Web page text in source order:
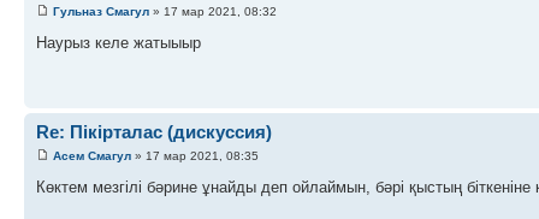
Гульназ Смагул » 17 мар 2021, 08:32
Наурыз келе жатыыыр
Re: Пікірталас (дискуссия)
Асем Смагул » 17 мар 2021, 08:35
Көктем мезгілі бәрине ұнайды деп ойлаймын, бәрі қыстың біткеніне